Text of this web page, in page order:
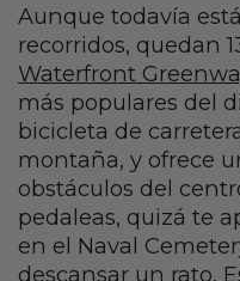
Aunque todavía
recorridos, quedan
Waterfront
más populares del
bicicleta de
montaña, y ofrece
obstáculos del
pedaleas, quizá te
en el Naval
descansar un rato.